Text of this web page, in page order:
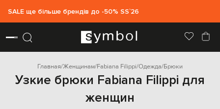
SALE ще більше брендів до -50% SS`26
Главная Женщинам Fabiana Filippi Одежда Брюки
Узкие брюки Fabiana Filippi для
женщин